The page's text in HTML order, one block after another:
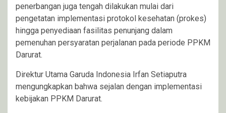
penerbangan juga tengah dilakukan mulai dari
pengetatan implementasi protokol kesehatan (prokes)
hingga penyediaan fasilitas penunjang dalam
pemenuhan persyaratan perjalanan pada periode PPKM
Darurat.
Direktur Utama Garuda Indonesia Irfan Setiaputra
mengungkapkan bahwa sejalan dengan implementasi
kebijakan PPKM Darurat.